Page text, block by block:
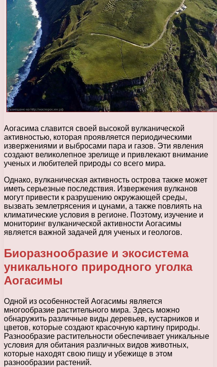
Аогасима славится своей высокой вулканической
активностью, которая проявляется периодическими
извержениями и выбросами пара и газов. Эти явления
создают великолепное зрелище и привлекают внимание
ученых и любителей природы со всего мира.
Однако, вулканическая активность острова также может
иметь серьезные последствия. Извержения вулканов
могут привести к разрушению окружающей среды,
вызвать землетрясения и цунами, а также повлиять на
климатические условия в регионе. Поэтому, изучение и
мониторинг вулканической активности Аогасимы
является важной задачей для ученых и геологов.
Биоразнообразие и экосистема
уникального природного уголка
Аогасимы
Одной из особенностей Аогасимы является
многообразие растительного мира. Здесь можно
обнаружить различные виды деревьев, кустарников и
цветов, которые создают красочную картину природы.
Разнообразие растительности обеспечивает уникальные
условия для обитания различных видов животных,
которые находят свою пищу и убежище в этом
разнообразии растений.